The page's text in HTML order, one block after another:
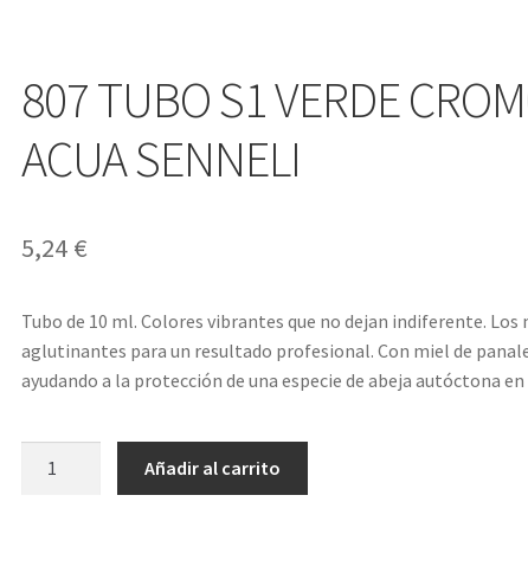
807 TUBO S1 VERDE
ACUA SENNELI
5,24 €
Tubo de 10 ml. Colores vibrantes que no dejan indiferente.
aglutinantes para un resultado profesional. Con miel de
ayudando a la protección de una especie de abeja autóctona
Añadir al carrito